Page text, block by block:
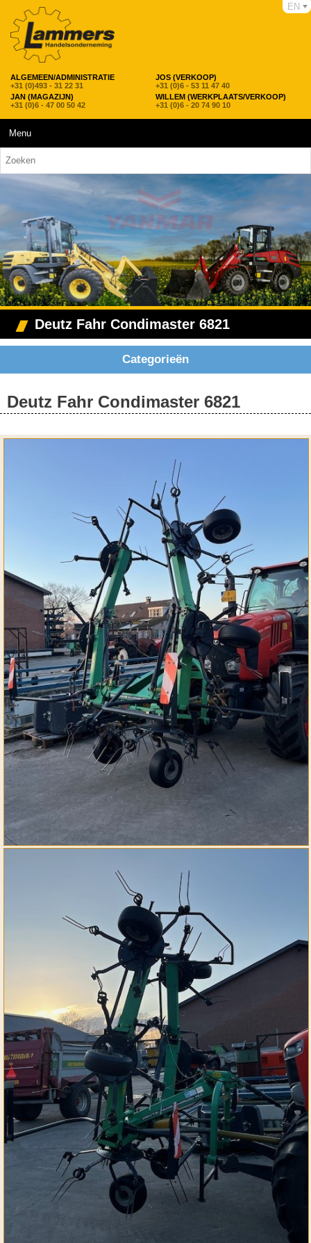
ALGEMEEN/ADMINISTRATIE
+31 (0)493 - 31 22 31
JOS (VERKOOP)
+31 (0)6 - 53 11 47 40
JAN (MAGAZIJN)
+31 (0)6 - 47 00 50 42
WILLEM (WERKPLAATS/VERKOOP)
+31 (0)6 - 20 74 90 10
EN
Menu
Deutz Fahr Condimaster 6821
Categorieën
Deutz Fahr Condimaster 6821